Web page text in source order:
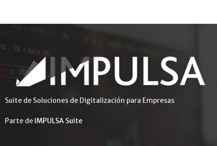
Suite de Soluciones de Digitalización para Empresas
Parte de IMPULSA Suite